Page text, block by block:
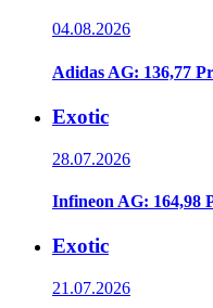
04.08.2026
Adidas AG: 136,77
Exotic
28.07.2026
Infineon AG: 164,98
Exotic
21.07.2026